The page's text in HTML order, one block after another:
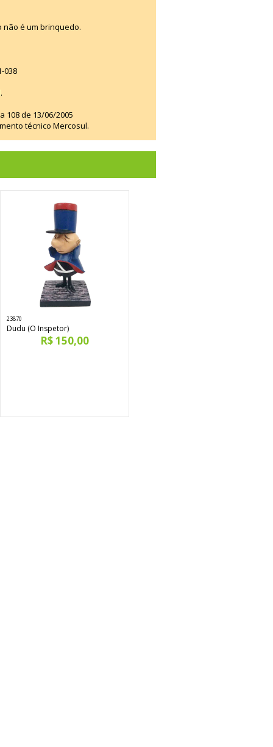
não é um brinquedo.
038
108 de 13/06/2005
técnico Mercosul.
23870
Dudu (O Inspetor)
R$ 150,00